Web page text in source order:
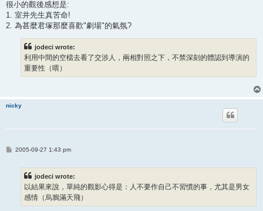
很小的觀後感想是:
1. 室井先生真苦命!
2. 為甚麼君塚那麼喜歡"劇場"的氣氛?
jodeci wrote:
利用中間的空檔去看了交涉人，兩相對照之下，不禁深刻的體認到導演的
重要性（喂）
nicky
P2005-09-27 1:43 pm
jodeci wrote:
以結果來說，單純的觀影心得是：人不要作自己不習慣的事，尤其是男女
感情（烏鴉滿天飛）